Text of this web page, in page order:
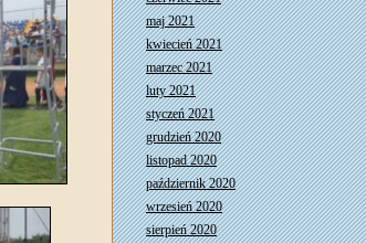
maj 2021
kwiecień 2021
marzec 2021
luty 2021
styczeń 2021
grudzień 2020
listopad 2020
październik 2020
wrzesień 2020
sierpień 2020